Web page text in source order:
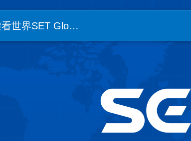
| SET三立新聞｜SETN
看世界SET Glo…